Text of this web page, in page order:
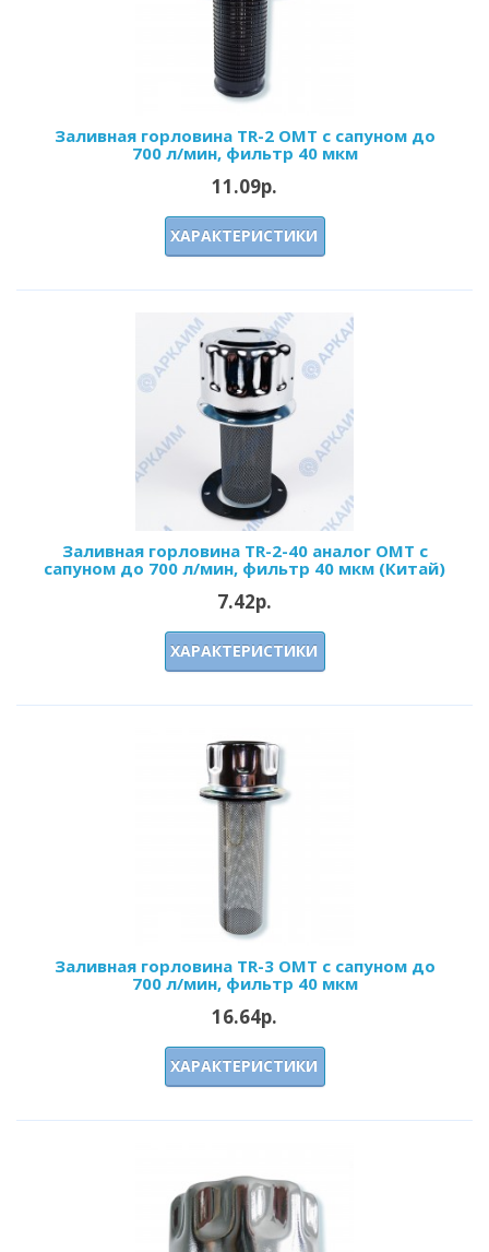
Заливная горловина TR-2 OMT с сапуном до
700 л/мин, фильтр 40 мкм
11.09р.
ХАРАКТЕРИСТИКИ
Заливная горловина TR-2-40 аналог OMT с
сапуном до 700 л/мин, фильтр 40 мкм (Китай)
7.42р.
ХАРАКТЕРИСТИКИ
Заливная горловина TR-3 OMT с сапуном до
700 л/мин, фильтр 40 мкм
16.64р.
ХАРАКТЕРИСТИКИ